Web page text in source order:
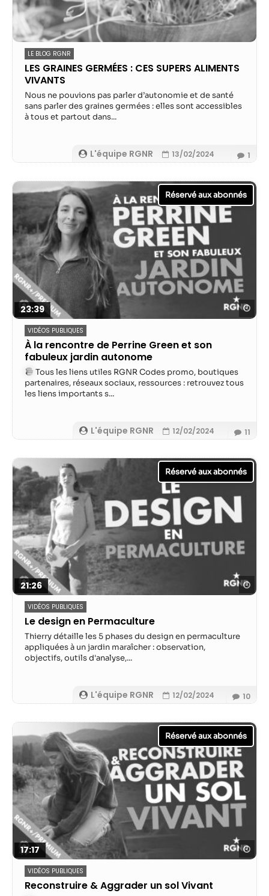
LE BLOG RGNR
LES GRAINES GERMÉES : CES SUPERS ALIMENTS
VIVANTS
L'équipe RGNR 13/02/2024
Nous ne pouvions pas parler d’autonomie et de santé
sans parler des graines germées : elles sont accessibles
à tous et partout dans...
1
23:39
VIDÉOS PUBLIQUES
À la rencontre de Perrine Green et son
fabuleux jardin autonome
L'équipe RGNR 12/02/2024
Tous les liens utiles RGNR Codes promo, boutiques
partenaires, réseaux sociaux, ressources : retrouvez tous
les liens importants s...
11
21:26
VIDÉOS PUBLIQUES
Le design en Permaculture
L'équipe RGNR 12/02/2024
Thierry détaille les 5 phases du design en permaculture
appliquées à un jardin maraîcher : observation,
objectifs, outils d'analyse,...
10
17:17
VIDÉOS PUBLIQUES
Reconstruire & Aggrader un sol Vivant